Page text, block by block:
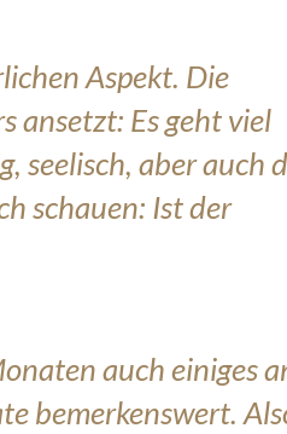
Aspekt. Die
ansetzt: Es geht viel
seelisch, aber auch
schauen: Ist der
auch einiges
bemerkenswert.